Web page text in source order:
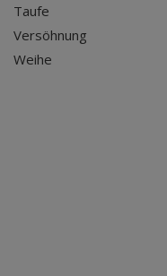
Taufe
Versöhnung
Weihe